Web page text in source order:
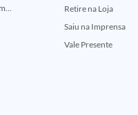
Superman Vs. Homem-Aranha - Edição Comemorativa 50 Anos (Encontros Clássicos Dc E Marvel)
Retire na Loja
Saiu na Imprensa
Vale Presente